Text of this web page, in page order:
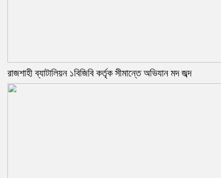
রাজশাহী ব্যাটালিয়ন ১বিজিবি কর্তৃক সীমান্তে অভিযান মদ জব্দ